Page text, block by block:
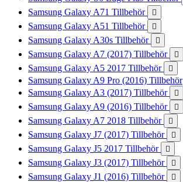
Samsung Galaxy A71 Tillbehör 
Samsung Galaxy A51 Tillbehör 
Samsung Galaxy A30s Tillbehör 
Samsung Galaxy A7 (2017) Tillbehör 
Samsung Galaxy A5 2017 Tillbehör 
Samsung Galaxy A9 Pro (2016) Tillbehör
Samsung Galaxy A3 (2017) Tillbehör

Samsung Galaxy A9 (2016) Tillbehör 
Samsung Galaxy A7 2018 Tillbehör 
Samsung Galaxy J7 (2017) Tillbehör 
Samsung Galaxy J5 2017 Tillbehör 
Samsung Galaxy J3 (2017) Tillbehör 
Samsung Galaxy J1 (2016) Tillbehör 